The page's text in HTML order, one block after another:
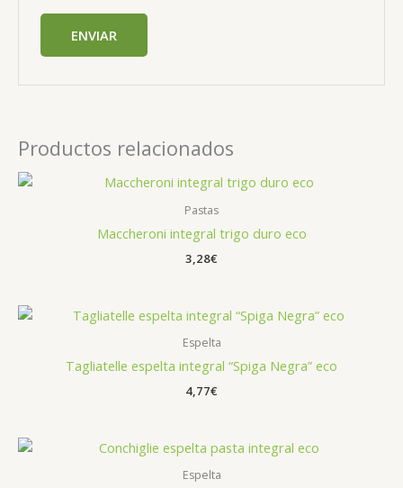
Productos relacionados
Pastas
Maccheroni integral trigo duro eco
3,28€
Espelta
Tagliatelle espelta integral “Spiga Negra” eco
4,77€
Espelta